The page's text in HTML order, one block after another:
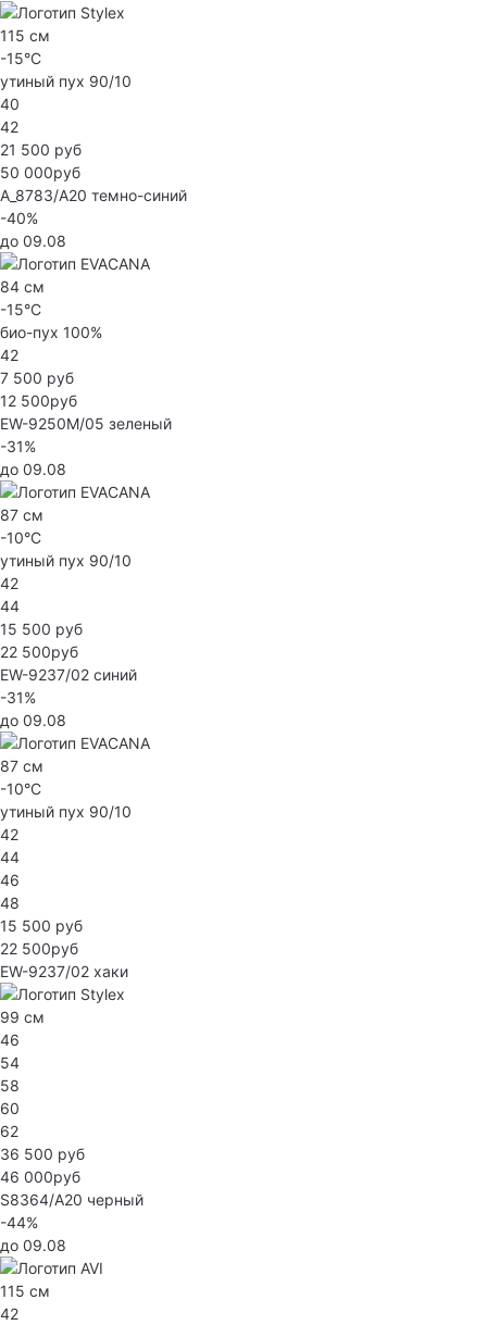
115 см
-15°C
утиный пух 90/10
40
42
21 500 руб
50 000руб
A_8783/А20 темно-синий
-40%
до 09.08
84 см
-15°C
био-пух 100%
42
7 500 руб
12 500руб
EW-9250M/05 зеленый
-31%
до 09.08
87 см
-10°C
утиный пух 90/10
42
44
15 500 руб
22 500руб
EW-9237/02 синий
-31%
до 09.08
87 см
-10°C
утиный пух 90/10
42
44
46
48
15 500 руб
22 500руб
EW-9237/02 хаки
99 см
46
54
58
60
62
36 500 руб
46 000руб
S8364/А20 черный
-44%
до 09.08
115 см
42